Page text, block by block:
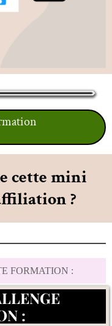
cette mini
?
FORMATION :
: